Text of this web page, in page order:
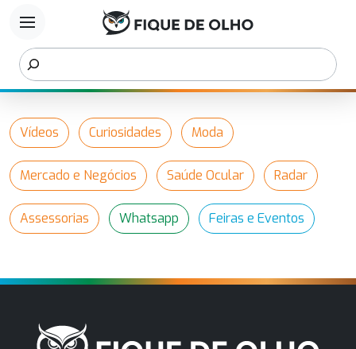
menu
Vídeos Curiosidades Moda
Mercado e Negócios Saúde Ocular Radar
Assessorias Whatsapp Feiras e Eventos